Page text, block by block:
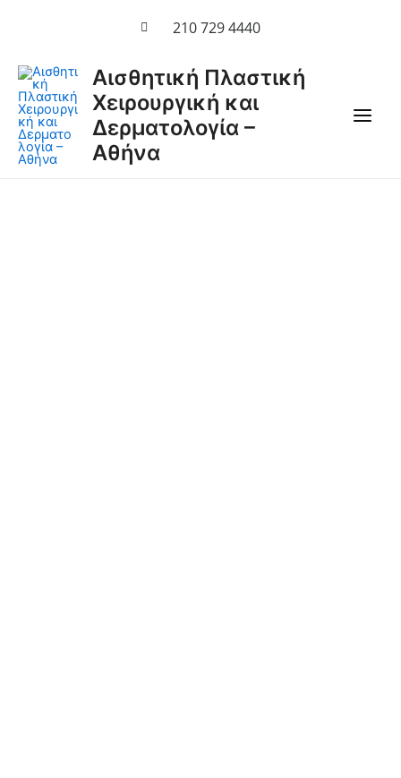
210 729 4440
Αισθητική Πλαστική
Χειρουργική και
Δερματολογία –
Αθήνα